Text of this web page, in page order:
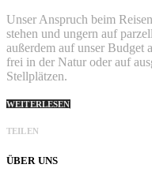
Unser Anspruch beim
stehen und ungern auf
außerdem auf unser Budget
frei in der Natur oder auf
Stellplätzen.
WEITERLESEN
TEILEN
ÜBER UNS